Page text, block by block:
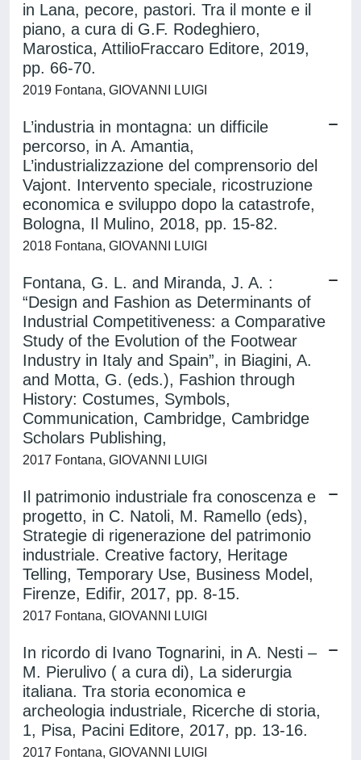
in Lana, pecore, pastori. Tra il monte e il
piano, a cura di G.F. Rodeghiero,
Marostica, AttilioFraccaro Editore, 2019,
pp. 66-70.
2019 Fontana, GIOVANNI LUIGI
L’industria in montagna: un difficile
percorso, in A. Amantia,
L’industrializzazione del comprensorio del
Vajont. Intervento speciale, ricostruzione
economica e sviluppo dopo la catastrofe,
Bologna, Il Mulino, 2018, pp. 15-82.
2018 Fontana, GIOVANNI LUIGI
Fontana, G. L. and Miranda, J. A. :
“Design and Fashion as Determinants of
Industrial Competitiveness: a Comparative
Study of the Evolution of the Footwear
Industry in Italy and Spain”, in Biagini, A.
and Motta, G. (eds.), Fashion through
History: Costumes, Symbols,
Communication, Cambridge, Cambridge
Scholars Publishing,
2017 Fontana, GIOVANNI LUIGI
Il patrimonio industriale fra conoscenza e
progetto, in C. Natoli, M. Ramello (eds),
Strategie di rigenerazione del patrimonio
industriale. Creative factory, Heritage
Telling, Temporary Use, Business Model,
Firenze, Edifir, 2017, pp. 8-15.
2017 Fontana, GIOVANNI LUIGI
In ricordo di Ivano Tognarini, in A. Nesti –
M. Pierulivo ( a cura di), La siderurgia
italiana. Tra storia economica e
archeologia industriale, Ricerche di storia,
1, Pisa, Pacini Editore, 2017, pp. 13-16.
2017 Fontana, GIOVANNI LUIGI